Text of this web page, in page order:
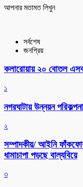
আপনার মতামত লিখুন
সর্বশেষ
জনপ্রিয়
কলারোয়ায় ২০ বোতল
১
নগরঘাটায় উন্নয়ন
২
সম্পাদকীয়/ আইনি
ধামাচাপা পড়ছে বাল্যবিয়ে
৩